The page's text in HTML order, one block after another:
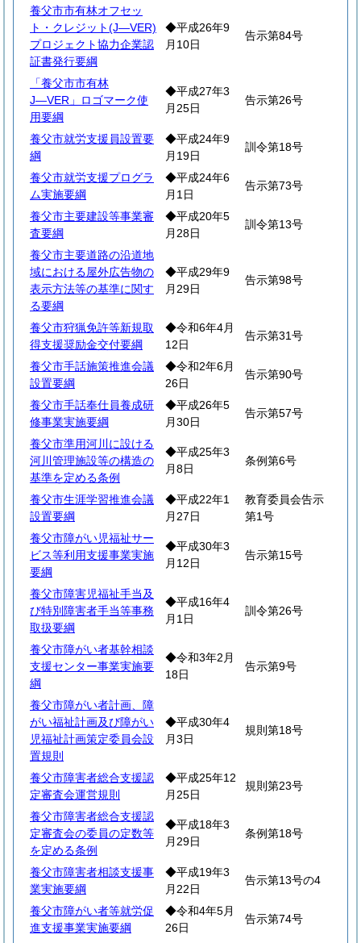
養父市市有林オフセッ
ト・クレジット(J―VER)
プロジェクト協力企業認
証書発行要綱
◆平成26年9
月10日
告示第84号
「養父市市有林
J―VER」ロゴマーク使
用要綱
◆平成27年3
月25日
告示第26号
養父市就労支援員設置要
綱
◆平成24年9
月19日
訓令第18号
養父市就労支援プログラ
ム実施要綱
◆平成24年6
月1日
告示第73号
養父市主要建設等事業審
査要綱
◆平成20年5
月28日
訓令第13号
養父市主要道路の沿道地
域における屋外広告物の
表示方法等の基準に関す
る要綱
◆平成29年9
月29日
告示第98号
養父市狩猟免許等新規取
得支援奨励金交付要綱
◆令和6年4月
12日
告示第31号
養父市手話施策推進会議
設置要綱
◆令和2年6月
26日
告示第90号
養父市手話奉仕員養成研
修事業実施要綱
◆平成26年5
月30日
告示第57号
養父市準用河川に設ける
河川管理施設等の構造の
基準を定める条例
◆平成25年3
月8日
条例第6号
養父市生涯学習推進会議
設置要綱
◆平成22年1
月27日
教育委員会告示
第1号
養父市障がい児福祉サー
ビス等利用支援事業実施
要綱
◆平成30年3
月12日
告示第15号
養父市障害児福祉手当及
び特別障害者手当等事務
取扱要綱
◆平成16年4
月1日
訓令第26号
養父市障がい者基幹相談
支援センター事業実施要
綱
◆令和3年2月
18日
告示第9号
養父市障がい者計画、障
がい福祉計画及び障がい
児福祉計画策定委員会設
置規則
◆平成30年4
月3日
規則第18号
養父市障害者総合支援認
定審査会運営規則
◆平成25年12
月25日
規則第23号
養父市障害者総合支援認
定審査会の委員の定数等
を定める条例
◆平成18年3
月29日
条例第18号
養父市障害者相談支援事
業実施要綱
◆平成19年3
月22日
告示第13号の4
養父市障がい者等就労促
進支援事業実施要綱
◆令和4年5月
26日
告示第74号